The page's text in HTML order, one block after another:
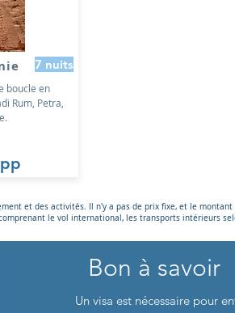
boucle en
Rum, Petra,
7 nuits
et des activités. Il n'y a pas de prix fixe, et le
le vol international, les transports intérieurs
Bon à savoir
Un visa est nécessaire pour